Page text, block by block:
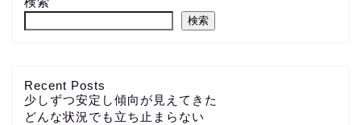
検索
Recent Posts
少しずつ安定し傾向が見えてきた
どんな状況でも立ち止まらない